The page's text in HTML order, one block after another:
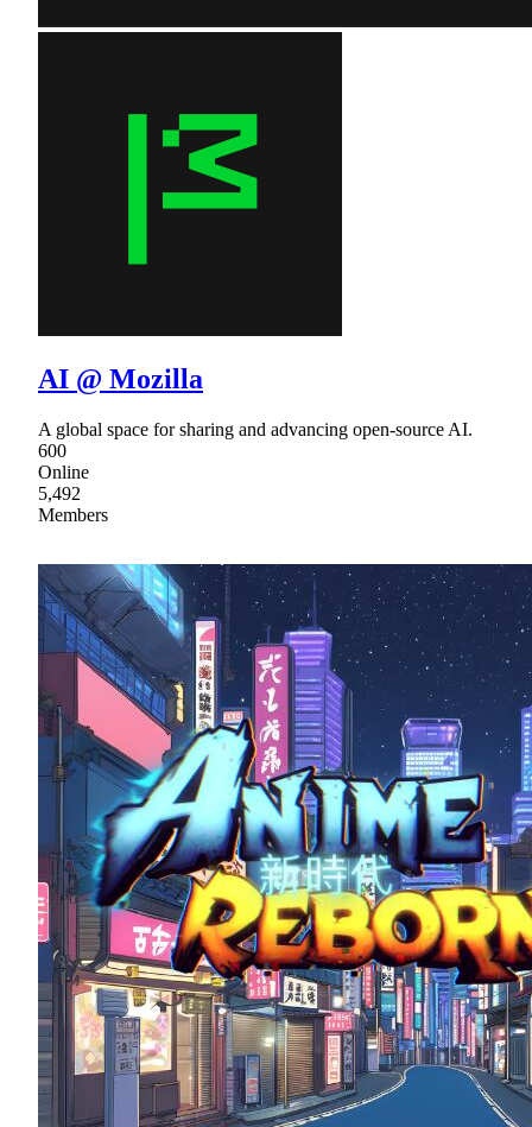
AI @ Mozilla
A global space for sharing and advancing open-source AI.
600
Online
5,492
Members